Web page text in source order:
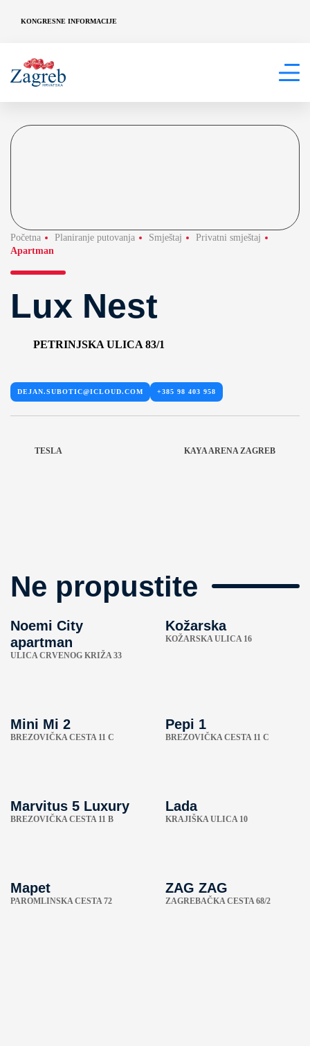
KONGRESNE INFORMACIJE
Početna Planiranje putovanja Smještaj
Privatni smještaj
Apartman
Lux Nest
PETRINJSKA ULICA 83/1
DEJAN.SUBOTIC@ICLOUD.COM +385 98 403 958
TESLA KAYA ARENA ZAGREB
Ne propustite
Noemi City
apartman
ULICA CRVENOG KRIŽA 33
Kožarska
KOŽARSKA ULICA 16
Mini Mi 2
BREZOVIČKA CESTA 11 C
Pepi 1
BREZOVIČKA CESTA 11 C
Marvitus 5 Luxury
BREZOVIČKA CESTA 11 B
Lada
KRAJIŠKA ULICA 10
Mapet
PAROMLINSKA CESTA 72
ZAG ZAG
ZAGREBAČKA CESTA 68/2